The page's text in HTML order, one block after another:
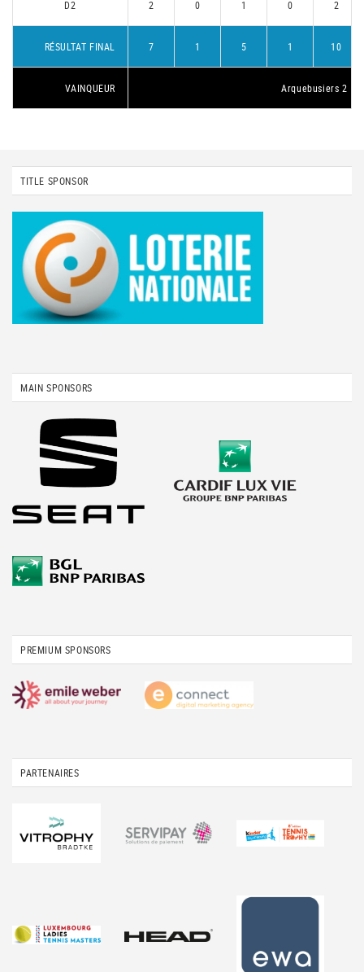
D2 2 0 1 0 2
RÉSULTAT FINAL 7 1 5 1 10
VAINQUEUR Arquebusiers 2
TITLE SPONSOR
MAIN SPONSORS
PREMIUM SPONSORS
PARTENAIRES